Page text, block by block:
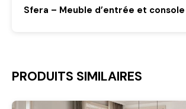
Sfera – Meuble d’entrée et console
PRODUITS SIMILAIRES